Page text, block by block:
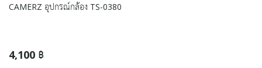
CAMERZ อุปกรณ์กล้อง TS-0380
4,100 ฿